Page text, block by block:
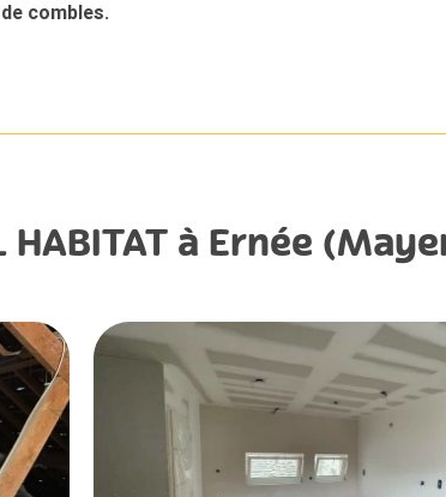
combles.
à Ernée